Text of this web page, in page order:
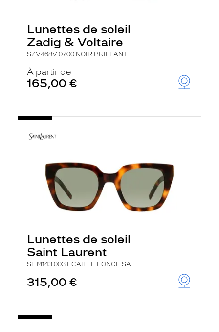
Lunettes de soleil
Zadig & Voltaire
SZV468V 0700 NOIR BRILLANT
À partir de
165,00 €
Lunettes de soleil
Saint Laurent
SL M143 003 ECAILLE FONCE SA
315,00 €